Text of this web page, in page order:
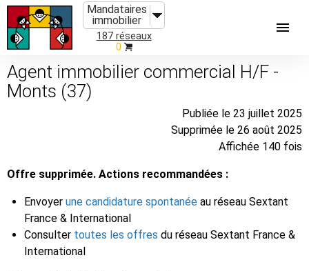
Mandataires
immobilier
187 réseaux
0
Agent immobilier commercial H/F -
Monts (37)
Publiée le 23 juillet 2025
Supprimée le 26 août 2025
Affichée 140 fois
Offre supprimée. Actions recommandées :
Envoyer une candidature spontanée au réseau Sextant
France & International
Consulter toutes les offres du réseau Sextant France &
International